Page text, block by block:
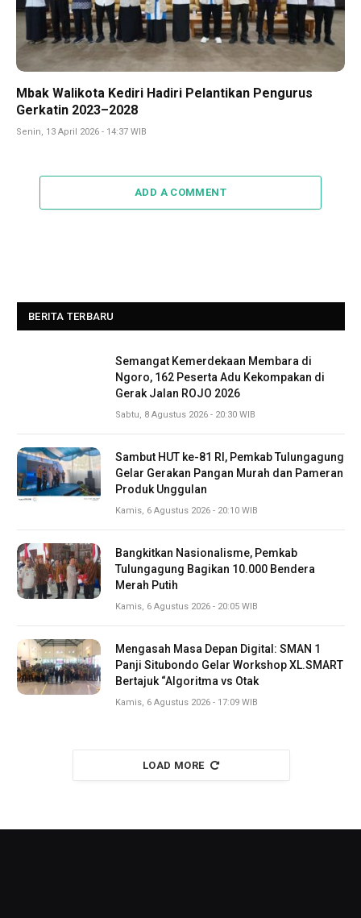
Mbak Walikota Kediri Hadiri Pelantikan Pengurus
Gerkatin 2023–2028
Senin, 13 April 2026 - 14:37 WIB
ADD A COMMENT
BERITA TERBARU
Semangat Kemerdekaan Membara di
Ngoro, 162 Peserta Adu Kekompakan di
Gerak Jalan ROJO 2026
Sabtu, 8 Agustus 2026 - 20:30 WIB
Sambut HUT ke-81 RI, Pemkab Tulungagung
Gelar Gerakan Pangan Murah dan Pameran
Produk Unggulan
Kamis, 6 Agustus 2026 - 20:10 WIB
Bangkitkan Nasionalisme, Pemkab
Tulungagung Bagikan 10.000 Bendera
Merah Putih
Kamis, 6 Agustus 2026 - 20:05 WIB
Mengasah Masa Depan Digital: SMAN 1
Panji Situbondo Gelar Workshop XL.SMART
Bertajuk “Algoritma vs Otak
Kamis, 6 Agustus 2026 - 17:09 WIB
LOAD MORE